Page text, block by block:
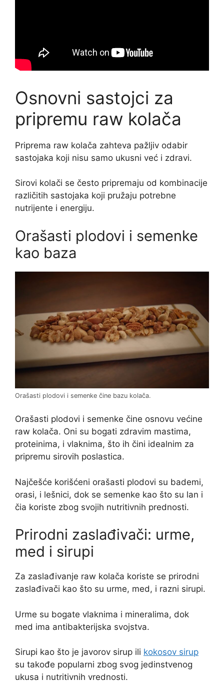
Osnovni sastojci za
pripremu raw kolača
Priprema raw kolača zahteva pažljiv odabir
sastojaka koji nisu samo ukusni već i zdravi.
Sirovi kolači se često pripremaju od kombinacije
različitih sastojaka koji pružaju potrebne
nutrijente i energiju.
Orašasti plodovi i semenke
kao baza
Orašasti plodovi i semenke čine bazu kolača.
Orašasti plodovi i semenke čine osnovu većine
raw kolača. Oni su bogati zdravim mastima,
proteinima, i vlaknima, što ih čini idealnim za
pripremu sirovih poslastica.
Najčešće korišćeni orašasti plodovi su bademi,
orasi, i lešnici, dok se semenke kao što su lan i
čia koriste zbog svojih nutritivnih prednosti.
Prirodni zaslađivači: urme,
med i sirupi
Za zaslađivanje raw kolača koriste se prirodni
zaslađivači kao što su urme, med, i razni sirupi.
Urme su bogate vlaknima i mineralima, dok
med ima antibakterijska svojstva.
Sirupi kao što je javorov sirup ili kokosov sirup
su takođe popularni zbog svog jedinstvenog
ukusa i nutritivnih vrednosti.